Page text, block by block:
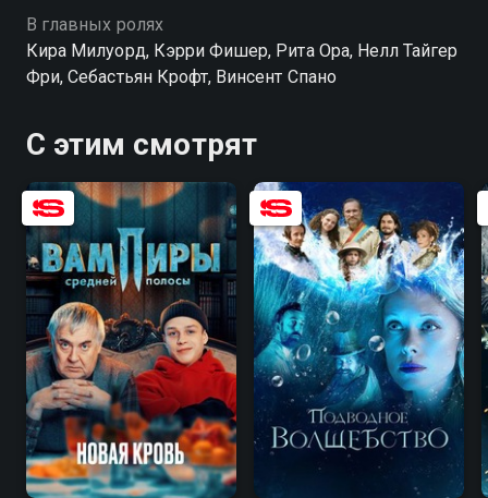
В главных ролях
Кира Милуорд, Кэрри Фишер, Рита Ора, Нелл Тайгер
Фри, Себастьян Крофт, Винсент Спано
С этим смотрят
6.8 5.5